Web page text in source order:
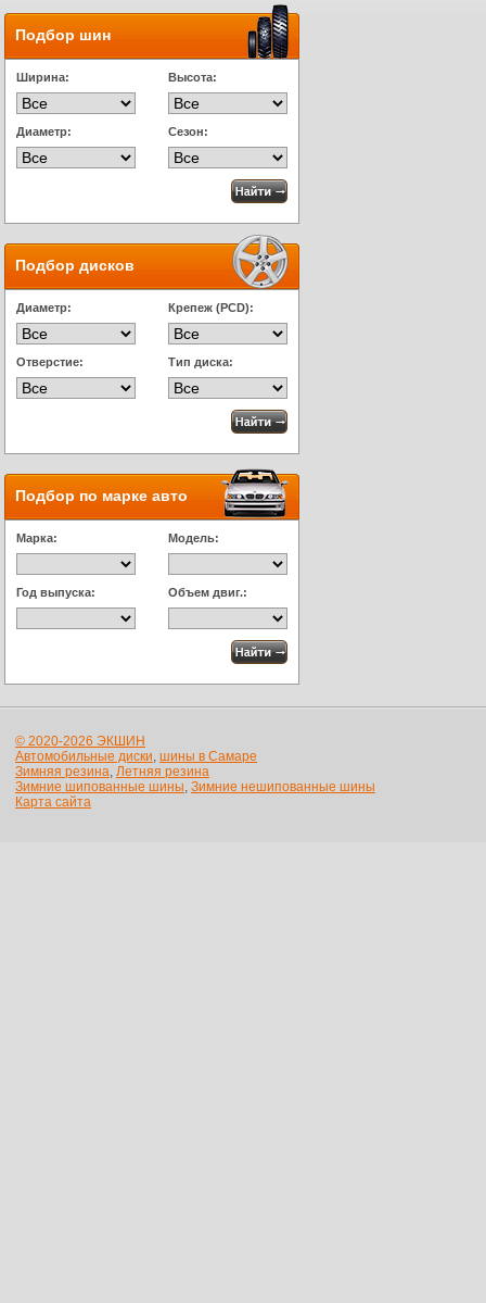
Подбор шин
Ширина: Высота:
Диаметр: Сезон:
Подбор дисков
Диаметр: Крепеж (PCD):
Отверстие: Тип диска:
Подбор по марке авто
Марка: Модель:
Год выпуска: Объем двиг.:
© 2020-2026 ЭКШИН
Автомобильные диски, шины в Самаре
Зимняя резина, Летняя резина
Зимние шипованные шины, Зимние нешипованные шины
Карта сайта